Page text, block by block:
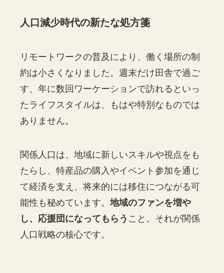
人口減少時代の新たな処方箋
リモートワークの普及により、働く場所の制
約は小さくなりました。週末だけ田舎で過ご
す、年に数回ワーケーションで訪れるといっ
たライフスタイルは、もはや特別なものでは
ありません。
関係人口は、地域に新しいスキルや視点をも
たらし、特産品の購入やイベント参加を通じ
て経済を支え、将来的には移住につながる可
能性も秘めています。地域のファンを増や
し、応援団になってもらう こと。それが関係
人口戦略の核心です。